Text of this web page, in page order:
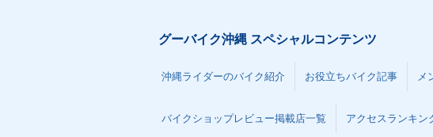
グーバイク沖縄 スペシャルコンテンツ
沖縄ライダーのバイク紹介 お役立ちバイク記事 メ
バイクショップレビュー掲載店一覧 アクセスランキン